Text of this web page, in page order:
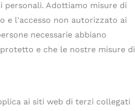
personali. Adottiamo misure di
e l'accesso non autorizzato ai
necessarie abbiano
e che le nostre misure di
ai siti web di terzi collegati